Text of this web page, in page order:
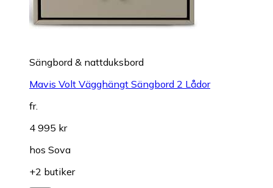
Sängbord & nattduksbord
Mavis Volt Vägghängt Sängbord 2 Lådor
fr.
4 995 kr
hos Sova
+2 butiker